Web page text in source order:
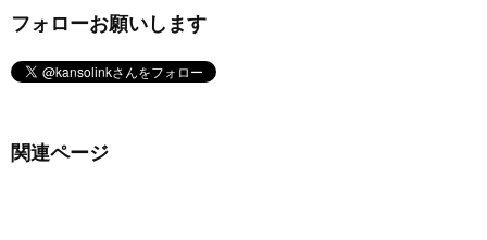
フォローお願いします
関連ページ